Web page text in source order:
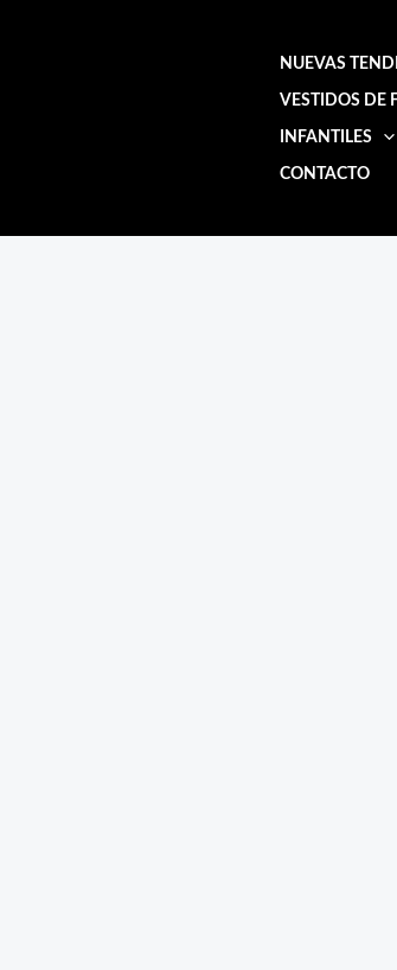
NUEVAS
VESTIDOS DE
INFANTILES
CONTACTO